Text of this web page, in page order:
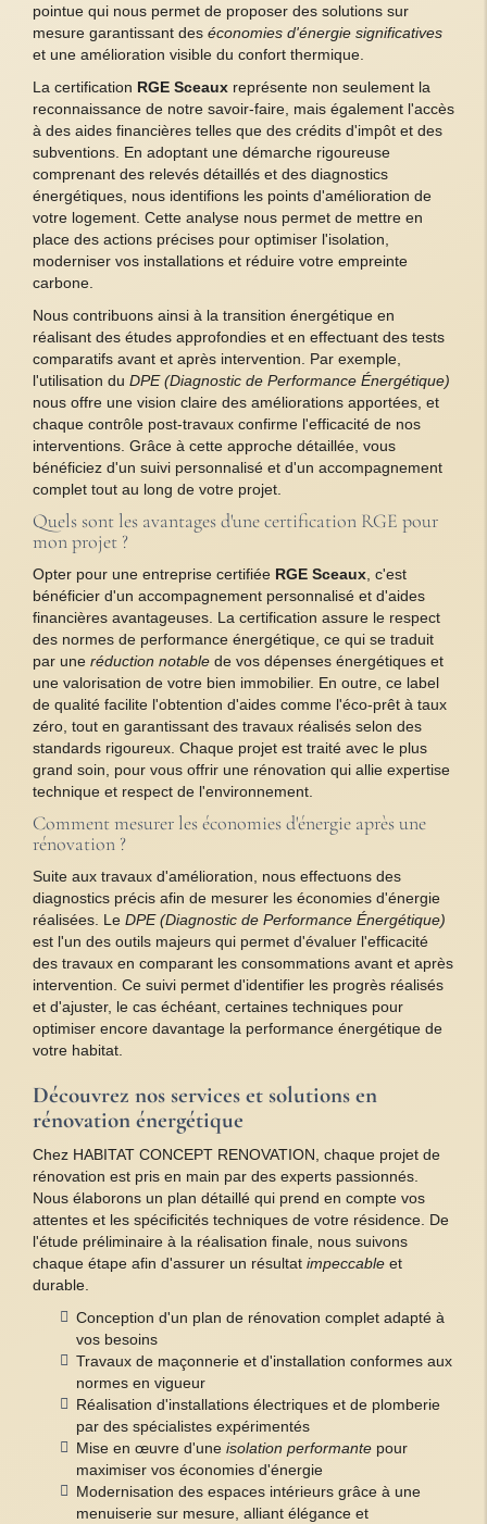
pointue qui nous permet de proposer des solutions sur
mesure garantissant des économies d'énergie significatives
et une amélioration visible du confort thermique.
La certification RGE Sceaux représente non seulement la
reconnaissance de notre savoir-faire, mais également l'accès
à des aides financières telles que des crédits d'impôt et des
subventions. En adoptant une démarche rigoureuse
comprenant des relevés détaillés et des diagnostics
énergétiques, nous identifions les points d'amélioration de
votre logement. Cette analyse nous permet de mettre en
place des actions précises pour optimiser l'isolation,
moderniser vos installations et réduire votre empreinte
carbone.
Nous contribuons ainsi à la transition énergétique en
réalisant des études approfondies et en effectuant des tests
comparatifs avant et après intervention. Par exemple,
l'utilisation du DPE (Diagnostic de Performance Énergétique)
nous offre une vision claire des améliorations apportées, et
chaque contrôle post-travaux confirme l'efficacité de nos
interventions. Grâce à cette approche détaillée, vous
bénéficiez d'un suivi personnalisé et d'un accompagnement
complet tout au long de votre projet.
Quels sont les avantages d'une certification RGE pour
mon projet ?
Opter pour une entreprise certifiée RGE Sceaux , c'est
bénéficier d'un accompagnement personnalisé et d'aides
financières avantageuses. La certification assure le respect
des normes de performance énergétique, ce qui se traduit
par une réduction notable de vos dépenses énergétiques et
une valorisation de votre bien immobilier. En outre, ce label
de qualité facilite l'obtention d'aides comme l'éco-prêt à taux
zéro, tout en garantissant des travaux réalisés selon des
standards rigoureux. Chaque projet est traité avec le plus
grand soin, pour vous offrir une rénovation qui allie expertise
technique et respect de l'environnement.
Comment mesurer les économies d'énergie après une
rénovation ?
Suite aux travaux d'amélioration, nous effectuons des
diagnostics précis afin de mesurer les économies d'énergie
réalisées. Le DPE (Diagnostic de Performance Énergétique)
est l'un des outils majeurs qui permet d'évaluer l'efficacité
des travaux en comparant les consommations avant et après
intervention. Ce suivi permet d'identifier les progrès réalisés
et d'ajuster, le cas échéant, certaines techniques pour
optimiser encore davantage la performance énergétique de
votre habitat.
Découvrez nos services et solutions en
rénovation énergétique
Chez HABITAT CONCEPT RENOVATION, chaque projet de
rénovation est pris en main par des experts passionnés.
Nous élaborons un plan détaillé qui prend en compte vos
attentes et les spécificités techniques de votre résidence. De
l'étude préliminaire à la réalisation finale, nous suivons
chaque étape afin d'assurer un résultat impeccable et
durable.
Conception d'un plan de rénovation complet adapté à
vos besoins
Travaux de maçonnerie et d'installation conformes aux
normes en vigueur
Réalisation d'installations électriques et de plomberie
par des spécialistes expérimentés
Mise en œuvre d'une isolation performante pour
maximiser vos économies d'énergie
Modernisation des espaces intérieurs grâce à une
menuiserie sur mesure, alliant élégance et